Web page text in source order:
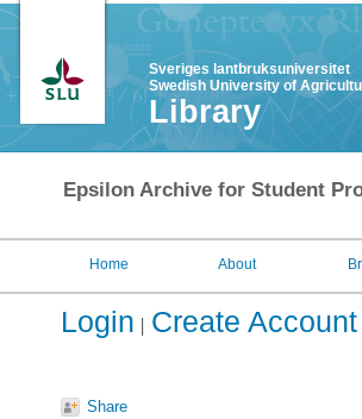
Sveriges lantbruksuniversitet
Swedish University of
Library
Epsilon Archive for Student
Home About
Login Create Account
Share